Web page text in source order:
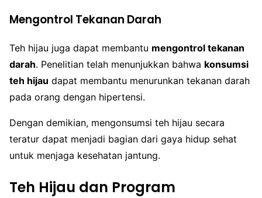
Mengontrol Tekanan Darah
Teh hijau juga dapat membantu mengontrol tekanan
darah. Penelitian telah menunjukkan bahwa konsumsi
teh hijau dapat membantu menurunkan tekanan darah
pada orang dengan hipertensi.
Dengan demikian, mengonsumsi teh hijau secara
teratur dapat menjadi bagian dari gaya hidup sehat
untuk menjaga kesehatan jantung.
Teh Hijau dan Program